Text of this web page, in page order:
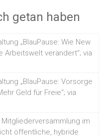
getan haben
„BlauPause: Wie New
Arbeitswelt verändert“; via
„BlauPause: Vorsorge
Geld für Freie“; via
im
öffentliche, hybride